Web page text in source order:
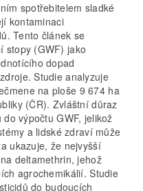
spotřebitelem sladké
kontaminaci
Tento článek se
stopy (GWF) jako
dopad
Studie analyzuje
na ploše 9 674 ha
(ČR). Zvláštní důraz
výpočtu GWF, jelikož
a lidské zdraví může
ukazuje, že nejvyšší
deltamethrin, jehož
agrochemikálií. Studie
do budoucích